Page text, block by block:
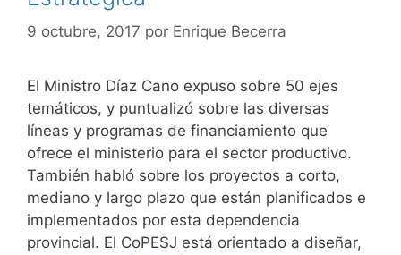
9 octubre, 2017 por Enrique Becerra
El Ministro Díaz Cano expuso sobre 50 ejes
temáticos, y puntualizó sobre las diversas
líneas y programas de financiamiento que
ofrece el ministerio para el sector productivo.
También habló sobre los proyectos a corto,
mediano y largo plazo que están planificados e
implementados por esta dependencia
provincial. El CoPESJ está orientado a diseñar,